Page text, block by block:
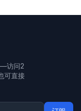
访问2
可直接